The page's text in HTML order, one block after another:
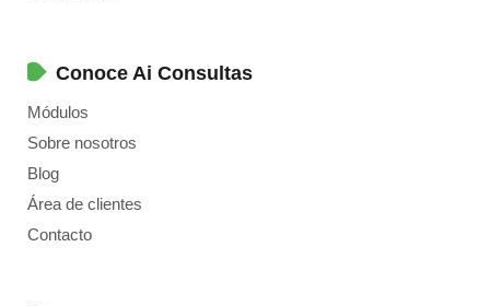
Conoce Ai Consultas
Módulos
Sobre nosotros
Blog
Área de clientes
Contacto